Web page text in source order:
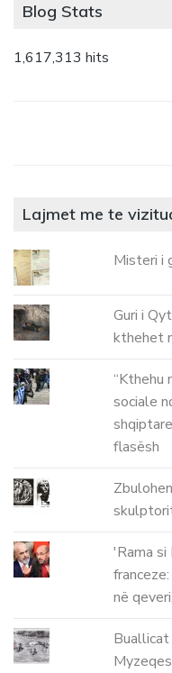
Blog Stats
1,617,313 hits
Lajmet me te
Misteri i
Guri i
kthehet
“Kthehu
sociale
flasësh
'Rama
në